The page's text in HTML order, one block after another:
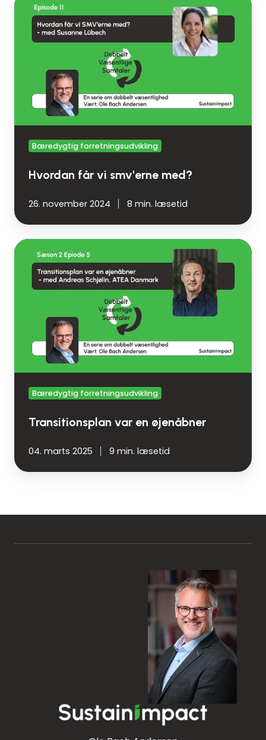
smv'erne
Bæredygtig forretningsudvikling
Hvordan får vi smv'erne med?
26. november 2024 8 min. læsetid
Transitionsplan
øjenåbner
Bæredygtig forretningsudvikling
Transitionsplan var en øjenåbner
04. marts 2025 9 min. læsetid